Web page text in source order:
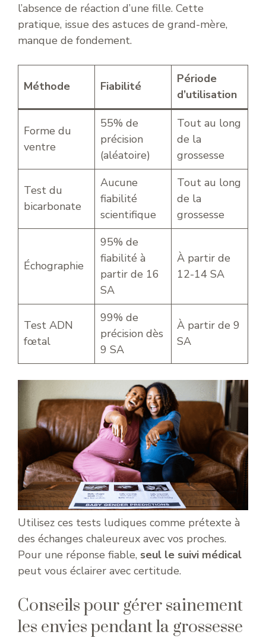
l’absence de réaction d’une fille. Cette
pratique, issue des astuces de grand-mère,
manque de fondement.
Méthode Fiabilité
Période
d’utilisation
Forme du
ventre
55% de
précision
(aléatoire)
Tout au long
de la
grossesse
Test du
bicarbonate
Aucune
fiabilité
scientifique
Tout au long
de la
grossesse
Échographie
95% de
fiabilité à
partir de 16
SA
À partir de
12-14 SA
Test ADN
fœtal
99% de
précision dès
9 SA
À partir de 9
SA
Utilisez ces tests ludiques comme prétexte à
des échanges chaleureux avec vos proches.
Pour une réponse fiable, seul le suivi médical
peut vous éclairer avec certitude.
Conseils pour gérer sainement
les envies pendant la grossesse